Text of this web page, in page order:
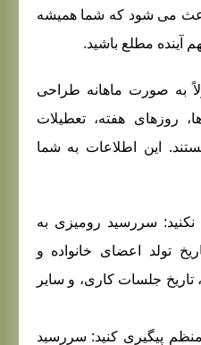
می شود که شما همیشه
آینده مطلع باشید.
به صورت ماهانه طراحی
روزهای هفته، تعطیلات
این اطلاعات به شما
سررسید رومیزی به
تولد اعضای خانواده و
تاریخ جلسات کاری، و سایر
پیگیری کنید: سررسید